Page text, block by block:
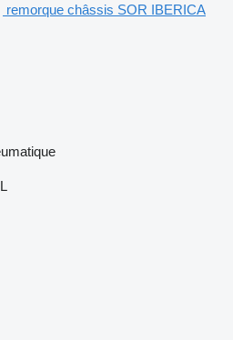
remorque châssis SOR IBERICA